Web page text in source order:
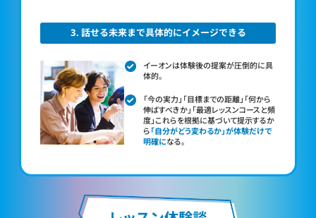
3. 話せる未来まで具体的にイメージできる
イーオンは体験後の提案が圧倒的に具
体的。
「今の実力」「目標までの距離」「何から
伸ばすべきか」「最適レッスンコースと頻
度」これらを根拠に基づいて提示するか
ら 「自分がどう変わるか」が体験だけで
明確になる。